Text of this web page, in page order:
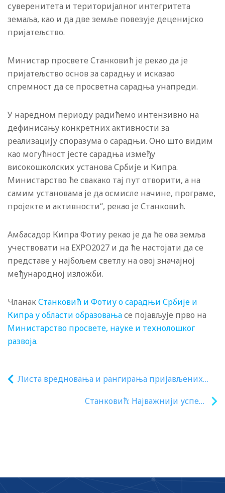
суверенитета и територијалног интегритета
земаља, као и да две земље повезује деценијско
пријатељство.
Министар просвете Станковић је рекао да је
пријатељство основ за сарадњу и исказао
спремност да се просветна сарадња унапреди.
У наредном периоду радићемо интензивно на
дефинисању конкретних активности за
реализацију споразума о сарадњи. Оно што видим
као могућност јесте сарадња између
високошколских установа Србије и Кипра.
Министарство ће свакако тај пут отворити, а на
самим установама је да осмисле начине, програме,
пројекте и активности“, рекао је Станковић.
Амбасадор Кипра Фотиу рекао је да ће ова земља
учествовати на ЕXPO2027 и да ће настојати да се
представе у најбољем светлу на овој значајној
међународној изложби.
ЧланакСтанковић и Фотиу о сарадњи Србије и
Кипра у области образовањасе појављује прво на
Министарство просвете, науке и технолошког
развоја.
Листа вредновања и рангирања пријављених
средстава за подстицање програма или
Станковић: Најважнији успеха